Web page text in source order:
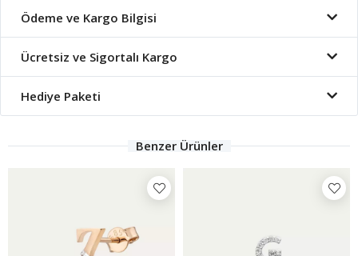
Ödeme ve Kargo Bilgisi
Ücretsiz ve Sigortalı Kargo
Hediye Paketi
Benzer Ürünler